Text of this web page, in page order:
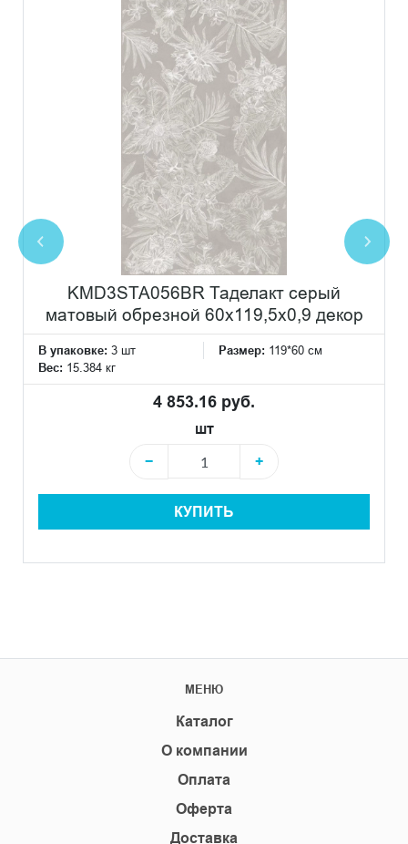
KMD3STA056BR Таделакт серый
матовый обрезной 60x119,5x0,9 декор
В упаковке: 3 шт Размер: 119*60 см
Вес: 15.384 кг
4 853.16 руб.
шт
−
+
КУПИТЬ
МЕНЮ
Каталог
О компании
Оплата
Оферта
Доставка